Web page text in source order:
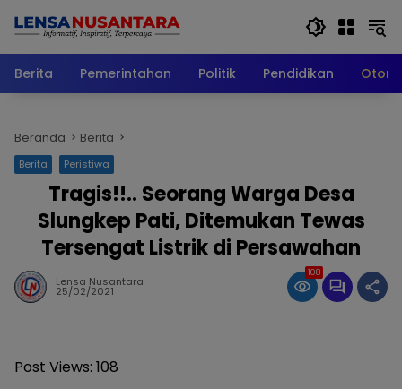
Berita
Pemerintahan Politik Pendidikan
Beranda Berita
Berita Peristiwa
Tragis!!.. Seorang Warga Desa
Slungkep Pati, Ditemukan Tewas
Tersengat Listrik di Persawahan
Lensa Nusantara
25/02/2021
108
Post Views: 108